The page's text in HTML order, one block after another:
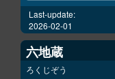
Last-update:
2026-02-01
六地蔵
ろくじぞう